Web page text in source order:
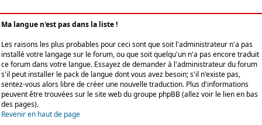
Ma langue n'est pas dans la liste !
Les raisons les plus probables pour ceci sont que soit l'administrateur n'a pas
installé votre langage sur le forum, ou que soit quelqu'un n'a pas encore traduit
ce forum dans votre langue. Essayez de demander à l'administrateur du forum
s'il peut installer le pack de langue dont vous avez besoin; s'il n'existe pas,
sentez-vous alors libre de créer une nouvelle traduction. Plus d'informations
peuvent être trouvées sur le site web du groupe phpBB (allez voir le lien en bas
des pages).
Revenir en haut de page